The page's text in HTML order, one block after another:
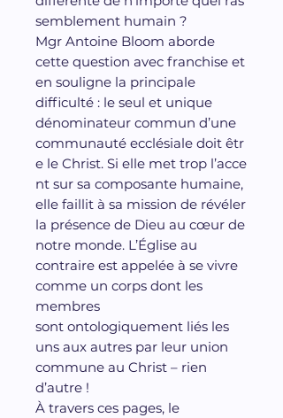
semblement humain ?
Mgr Antoine Bloom aborde
cette question avec franchise et
en souligne la principale
difficulté : le seul et unique
dénominateur commun d’une
communauté ecclésiale doit êtr
e le Christ. Si elle met trop l’acce
nt sur sa composante humaine,
elle faillit à sa mission de révéler
la présence de Dieu au cœur de
notre monde. L’Église au
contraire est appelée à se vivre
comme un corps dont les
membres
sont ontologiquement liés les
uns aux autres par leur union
commune au Christ – rien
d’autre !
À travers ces pages, le